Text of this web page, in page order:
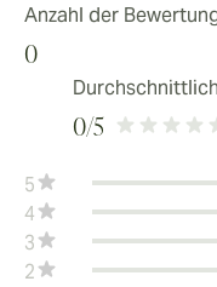
Anzahl der
0
0/5
5
4
3
2